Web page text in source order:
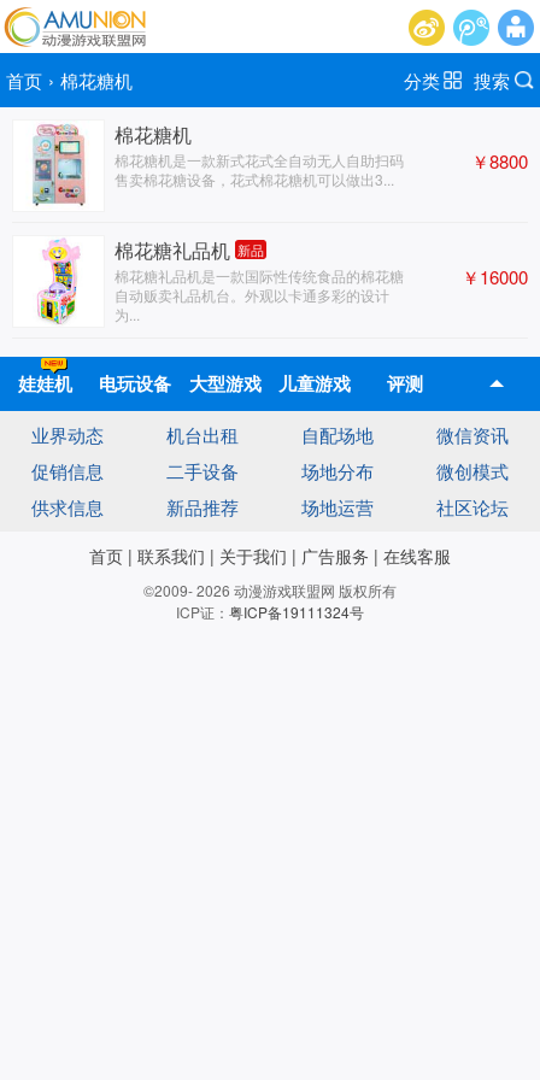
首页 › 棉花糖机 搜索
分类
棉花糖机
​棉花糖机是一款新式花式全自动无人自助扫码
售卖棉花糖设备，花式棉花糖机可以做出3...
￥8800
棉花糖礼品机 新品
棉花糖礼品机是一款国际性传统食品的棉花糖
自动贩卖礼品机台。外观以卡通多彩的设计
为...
￥16000
娃娃机 电玩设备 大型游戏
机
儿童游戏
机
评测
业界动态 机台出租 自配场地
微信资讯
促销信息
二手设备 场地分布
微创模式
供求信息
新品推荐 场地运营 社区论坛
首页 | 联系我们 | 关于我们 | 广告服务 | 在线客服
©2009- 2026 动漫游戏联盟网 版权所有
ICP证： 粤ICP备19111324号